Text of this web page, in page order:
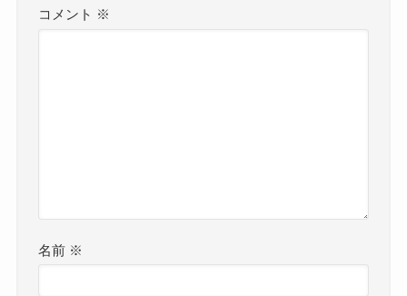
コメント ※
名前 ※